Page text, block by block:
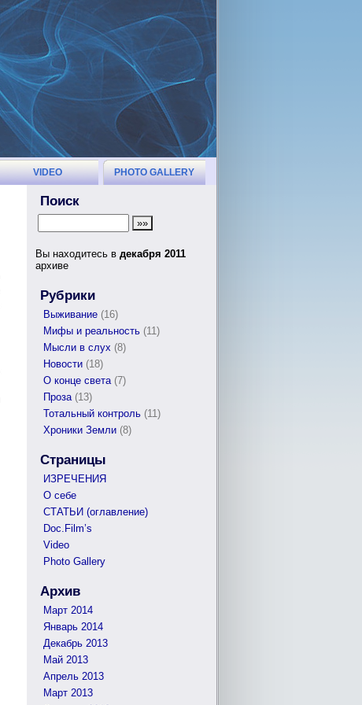
VIDEO PHOTO GALLERY
Поиск
Вы находитесь в декабря 2011
архиве
Рубрики
Выживание (16)
Мифы и реальность (11)
Мысли в слух (8)
Новости (18)
О конце света(7)
Проза(13)
Тотальный контроль (11)
Хроники Земли (8)
Страницы
ИЗРЕЧЕНИЯ
О себе
СТАТЬИ (оглавление)
Doc.Film’s
Video
Photo Gallery
Архив
Март 2014
Январь 2014
Декабрь 2013
Май 2013
Апрель 2013
Март 2013